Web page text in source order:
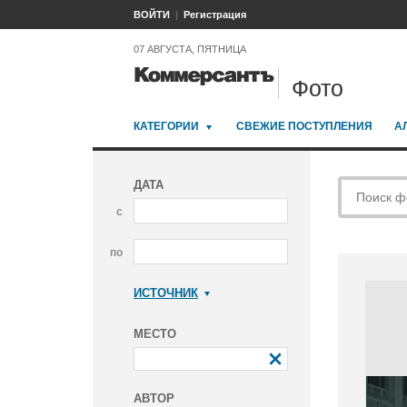
ВОЙТИ Регистрация
07 АВГУСТА, ПЯТНИЦА
Фото
КАТЕГОРИИ СВЕЖИЕ ПОСТУПЛЕНИЯ
ДАТА
с
по
ИСТОЧНИК
МЕСТО
АВТОР